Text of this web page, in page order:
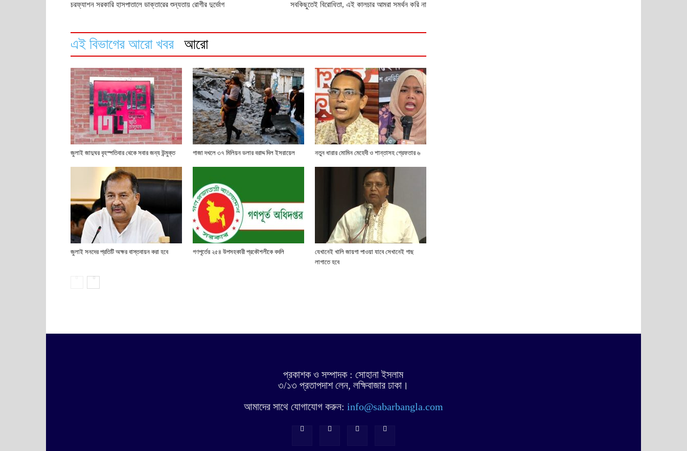
চরফ্যাশন সরকারি হাসপাতালে ডাক্তারের শুন্যতায় রোগীর দুর্ভোগ সবকিছুতেই বিরোধিতা, এই কালচার আমরা সমর্থন করি না
এই বিভাগের আরো খবর আরো
জুলাই জাদুঘর বৃহস্পতিবার থেকে সবার জন্য উন্মুক্ত গাজা দখলে ৩৭ মিলিয়ন ডলার বরাদ্দ দিল ইসরায়েল নতুন ধারার মোমিন মেহেদী ও শান্তাসহ গ্রেফতার ৬
জুলাই সনদের প্রতিটি অক্ষর বাস্তবায়ন করা হবে গণপূর্তের ২৫৪ উপসহকারী প্রকৌশলীকে বদলি
যেখানেই খালি জায়গা পাওয়া যাবে সেখানেই গাছ
লাগাতে হবে
প্রকাশক ও সম্পাদক : সোহানা ইসলাম
৩/১৩ প্রতাপদাশ লেন, লক্ষিবাজার ঢাকা।
আমাদের সাথে যোগাযোগ করুন: info@sabarbangla.com